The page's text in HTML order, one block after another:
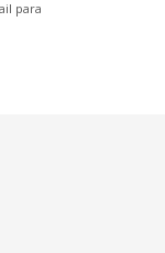
para